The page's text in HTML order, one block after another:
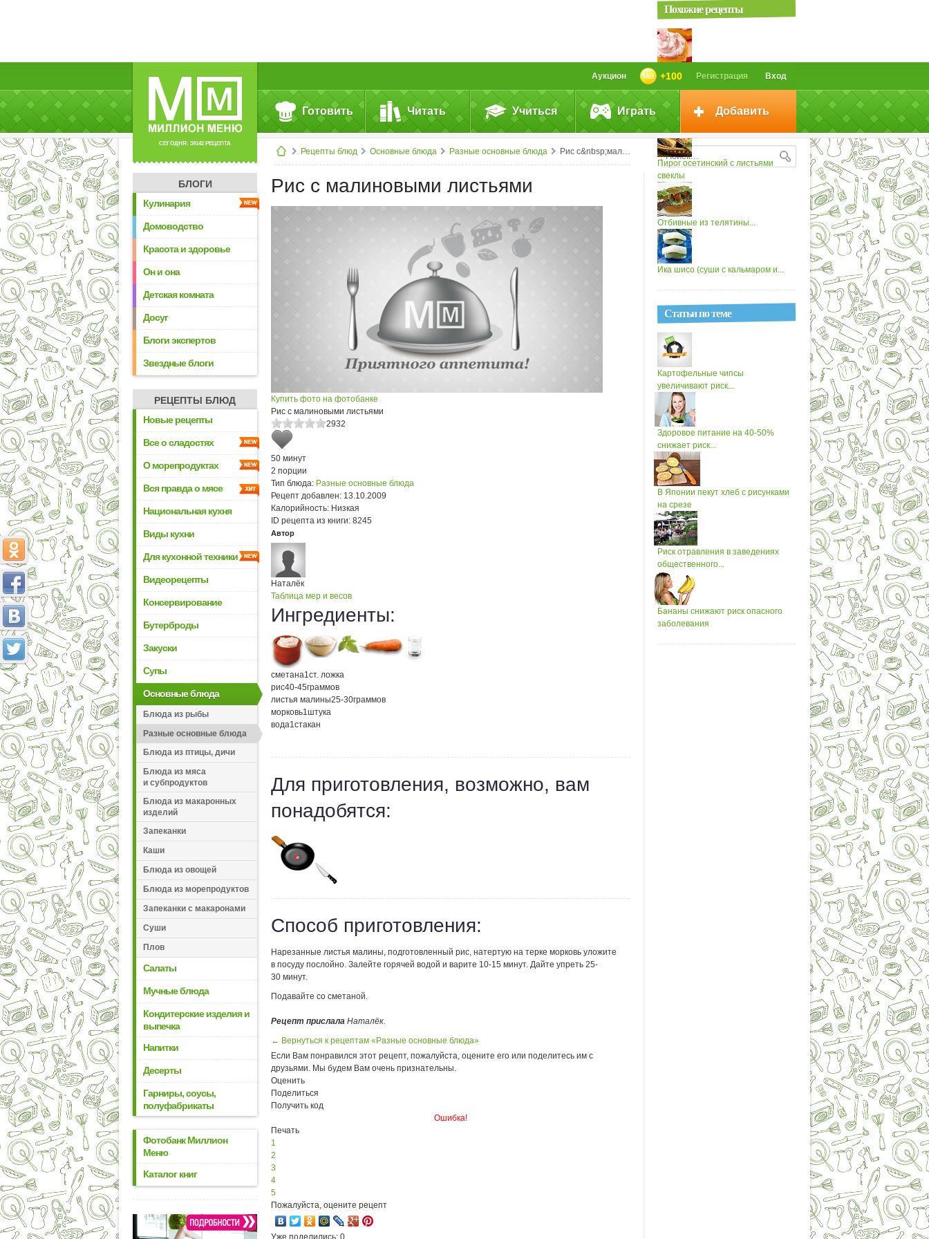
СЕГОДНЯ: 39142 РЕЦЕПТА
Вход
Регистрация
+100
Аукцион
Готовить Читать Учиться Играть Добавить
Рецепты блюд Основные блюда Разные основные блюда Рис с&nbsp;малиновыми листьями
БЛОГИ
Кулинария
Домоводство
Красота и здоровье
Он и она
Детская комната
Досуг
Блоги экспертов
Звездные блоги
РЕЦЕПТЫ БЛЮД
Новые рецепты
Все о сладостях
О морепродуктах
Вся правда о мясе
Национальная кухня
Виды кухни
Для кухонной техники
Видеорецепты
Консервирование
Бутерброды
Закуски
Супы
Основные блюда
Блюда из рыбы
Разные основные блюда
Блюда из птицы, дичи
Блюда из мяса
и субпродуктов
Блюда из макаронных
изделий
Запеканки
Каши
Блюда из овощей
Блюда из морепродуктов
Запеканки с макаронами
Суши
Плов
Салаты
Мучные блюда
Кондитерские изделия и
выпечка
Напитки
Десерты
Гарниры, соусы,
полуфабрикаты
Фотобанк Миллион
Меню
Каталог книг
Рис с малиновыми листьями
Купить фото на фотобанке
Рис с малиновыми листьями
2932
50 минут
2 порции
Тип блюда: Разные основные блюда
Рецепт добавлен: 13.10.2009
Калорийность: Низкая
ID рецепта из книги: 8245
Автор
Наталёк
Таблица мер и весов
Ингредиенты:
сметана1ст. ложка
рис40-45граммов
листья малины25-30граммов
морковь1штука
вода1стакан
Для приготовления, возможно, вам
понадобятся:
Способ приготовления:
Нарезанные листья малины, подготовленный рис, натертую на терке морковь уложите
в посуду послойно. Залейте горячей водой и варите 10-15 минут. Дайте упреть 25-
30 минут.
Подавайте со сметаной.
Рецепт прислала Наталёк.
← Вернуться к рецептам «Разные основные блюда»
Если Вам понравился этот рецепт, пожалуйста, оцените его или поделитесь им с
друзьями. Мы будем Вам очень признательны.
Оценить
Поделиться
Получить код
Ошибка!
Печать
1
2
3
4
5
Пожалуйста, оцените рецепт
Уже поделились: 0
Похожие рецепты
Суп овощной с свекольными...
Пирог осетинский с листьями
свеклы
Отбивные из телятины...
Ика шисо (суши с кальмаром и...
Статьи по теме
Картофельные чипсы
увеличивают риск...
Здоровое питание на 40-50%
снижает риск...
В Японии пекут хлеб с рисунками
на срезе
Риск отравления в заведениях
общественного...
Бананы снижают риск опасного
заболевания